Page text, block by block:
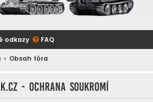
odkazy FAQ
Obsah fóra
- Ochrana soukromí